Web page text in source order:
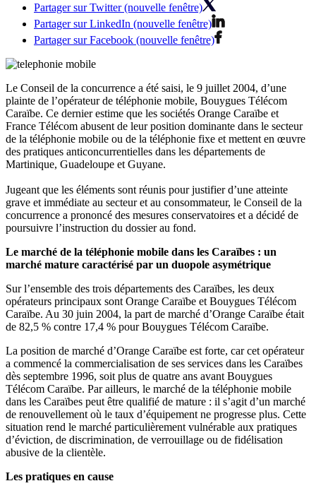
Partager sur Twitter (nouvelle fenêtre)
Partager sur LinkedIn (nouvelle fenêtre)
Partager sur Facebook (nouvelle fenêtre)
Le Conseil de la concurrence a été saisi, le 9 juillet 2004, d’une
plainte de l’opérateur de téléphonie mobile, Bouygues Télécom
Caraïbe. Ce dernier estime que les sociétés Orange Caraïbe et
France Télécom abusent de leur position dominante dans le secteur
de la téléphonie mobile ou de la téléphonie fixe et mettent en œuvre
des pratiques anticoncurrentielles dans les départements de
Martinique, Guadeloupe et Guyane.
Jugeant que les éléments sont réunis pour justifier d’une atteinte
grave et immédiate au secteur et au consommateur, le Conseil de la
concurrence a prononcé des mesures conservatoires et a décidé de
poursuivre l’instruction du dossier au fond.
Le marché de la téléphonie mobile dans les Caraïbes : un
marché mature caractérisé par un duopole asymétrique
Sur l’ensemble des trois départements des Caraïbes, les deux
opérateurs principaux sont Orange Caraïbe et Bouygues Télécom
Caraïbe. Au 30 juin 2004, la part de marché d’Orange Caraïbe était
de 82,5 % contre 17,4 % pour Bouygues Télécom Caraïbe.
La position de marché d’Orange Caraïbe est forte, car cet opérateur
a commencé la commercialisation de ses services dans les Caraïbes
dès septembre 1996, soit plus de quatre ans avant Bouygues
Télécom Caraïbe. Par ailleurs, le marché de la téléphonie mobile
dans les Caraïbes peut être qualifié de mature : il s’agit d’un marché
de renouvellement où le taux d’équipement ne progresse plus. Cette
situation rend le marché particulièrement vulnérable aux pratiques
d’éviction, de discrimination, de verrouillage ou de fidélisation
abusive de la clientèle.
Les pratiques en cause